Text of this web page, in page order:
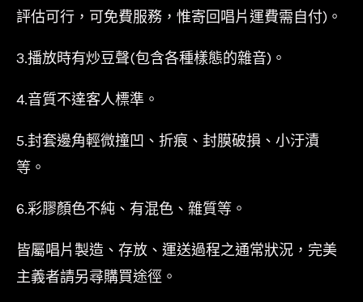
評估可行，可免費服務，惟寄回唱片運費需自付)。
3.播放時有炒豆聲(包含各種樣態的雜音)。
4.音質不達客人標準。
5.封套邊角輕微撞凹、折痕、封膜破損、小汙漬
等。
6.彩膠顏色不純、有混色、雜質等。
皆屬唱片製造、存放、運送過程之通常狀況，完美
主義者請另尋購買途徑。